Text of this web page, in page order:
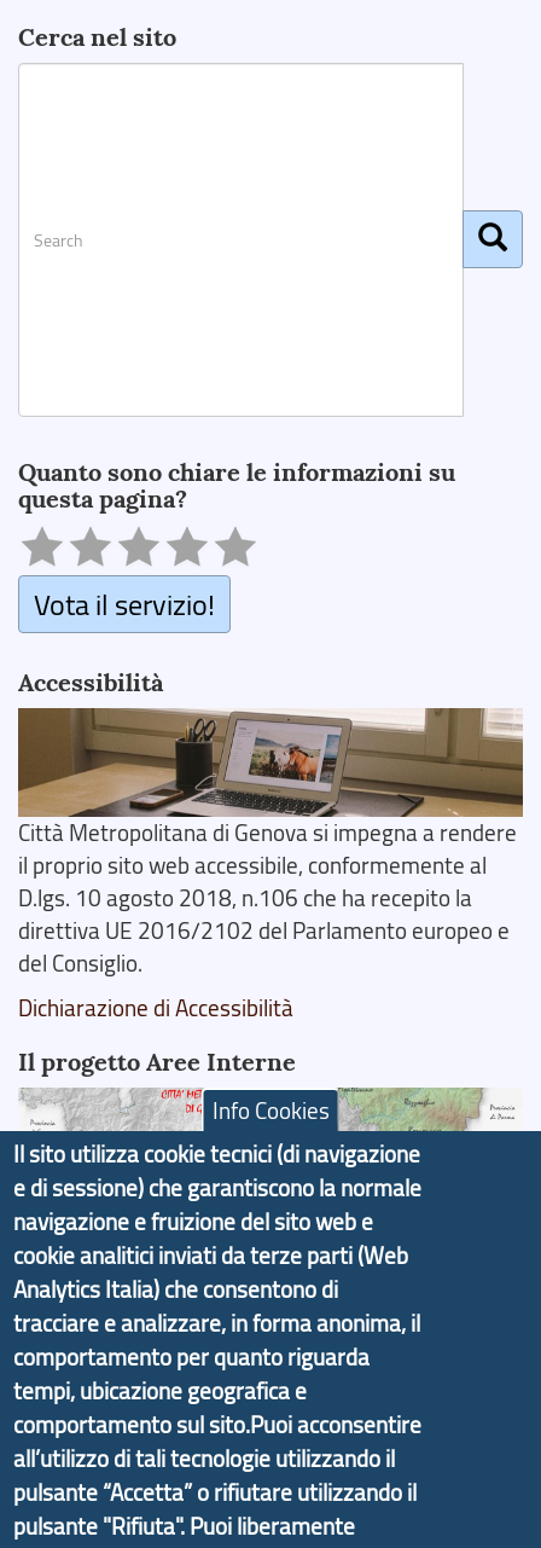
Cerca nel sito
Quanto sono chiare le informazioni su
questa pagina?
Vota il servizio!
Accessibilità
Città Metropolitana di Genova si impegna a rendere
il proprio sito web accessibile, conformemente al
D.lgs. 10 agosto 2018, n.106 che ha recepito la
direttiva UE 2016/2102 del Parlamento europeo e
del Consiglio.
Dichiarazione di Accessibilità
Il progetto Aree Interne
Il portale di marketing territoriale e sviluppo locale
di Genova Città Metropolitana si è sviluppato a
partire dal progetto nazionale Aree Interne
promosso dal Dipartimento per lo Sviluppo
Economico e finalizzato al rilancio socio-economico
delle valli dell’entroterra. In particolare fornisce
informazioni ed aggiornamenti sulla
Strategia
d'Area Antola-Tigullio, in collaborazione con Regione
Liguria ed ANCI Liguria.
Info Cookies
Il sito utilizza cookie tecnici (di navigazione
e di sessione) che garantiscono la normale
navigazione e fruizione del sito web e
cookie analitici inviati da terze parti (Web
Analytics Italia) che consentono di
tracciare e analizzare, in forma anonima, il
comportamento per quanto riguarda
tempi, ubicazione geografica e
comportamento sul sito.Puoi acconsentire
all’utilizzo di tali tecnologie utilizzando il
pulsante “Accetta” o rifiutare utilizzando il
pulsante "Rifiuta". Puoi liberamente